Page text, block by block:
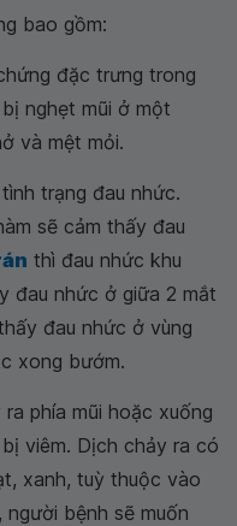
bao gồm:
đặc trưng trong
nghẹt mũi ở một
và mệt mỏi.
trạng đau nhức.
sẽ cảm thấy đau
thì đau nhức khu
đau nhức ở giữa 2 mắt
đau nhức ở vùng
xong bướm.
phía mũi hoặc xuống
viêm. Dịch chảy ra có
xanh, tuỳ thuộc vào
bệnh sẽ muốn